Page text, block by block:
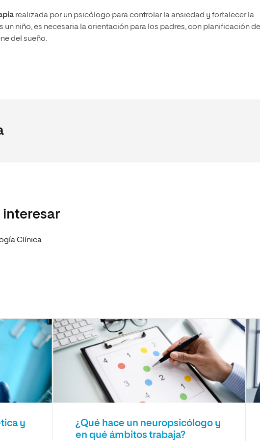
realizada por un psicólogo para controlar la ansiedad y fortalecer la
un niño, es necesaria la orientación para los padres, con planificación de
del sueño.
Clínica
y
¿Qué hace un neuropsicólogo y
en qué ámbitos trabaja?